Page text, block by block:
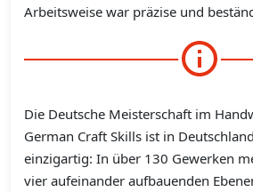
Arbeitsweise war präzise und
Die Deutsche Meisterschaft im
German Craft Skills ist in
einzigartig: In über 130 Gewerken
vier aufeinander aufbauenden